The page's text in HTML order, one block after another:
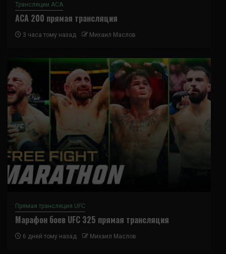
Трансляции ACA
ACA 200 прямая трансляция
3 часа тому назад Михаил Маслов
Прямая трансляция UFC
Марафон боев UFC 325 прямая трансляция
6 дней тому назад Михаил Маслов